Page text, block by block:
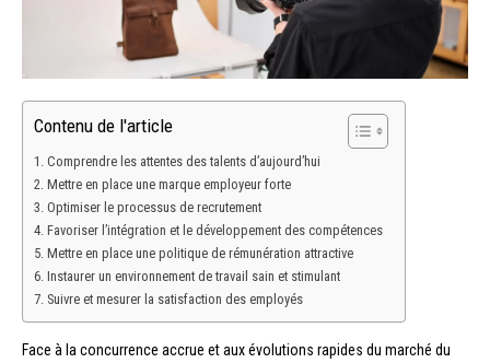
Contenu de l'article
Comprendre les attentes des talents d’aujourd’hui
Mettre en place une marque employeur forte
Optimiser le processus de recrutement
Favoriser l’intégration et le développement des compétences
Mettre en place une politique de rémunération attractive
Instaurer un environnement de travail sain et stimulant
Suivre et mesurer la satisfaction des employés
Face à la concurrence accrue et aux évolutions rapides du marché du